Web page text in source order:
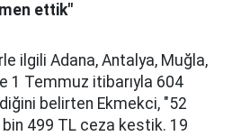
ettik"
ilgili Adana, Antalya, Muğla,
1 Temmuz itibarıyla 604
belirten Ekmekci, "52
499 TL ceza kestik. 19